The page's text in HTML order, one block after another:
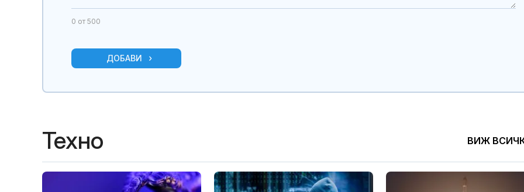
0 от 500
ДОБАВИ
Техно ВИЖ